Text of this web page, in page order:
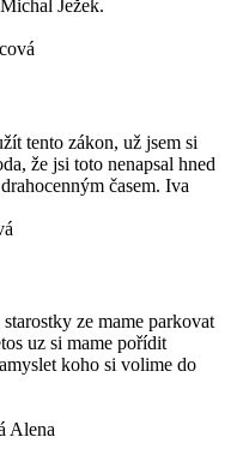
Ježek.
tento zákon, už jsem si
že jsi toto nenapsal hned
časem. Iva
ze mame parkovat
uz si mame pořídit
koho si volime do
Alena